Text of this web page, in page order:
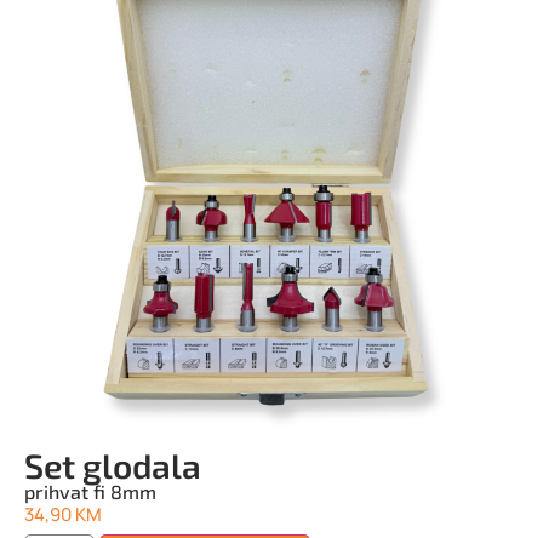
Set glodala
prihvat fi 8mm
34,90KM